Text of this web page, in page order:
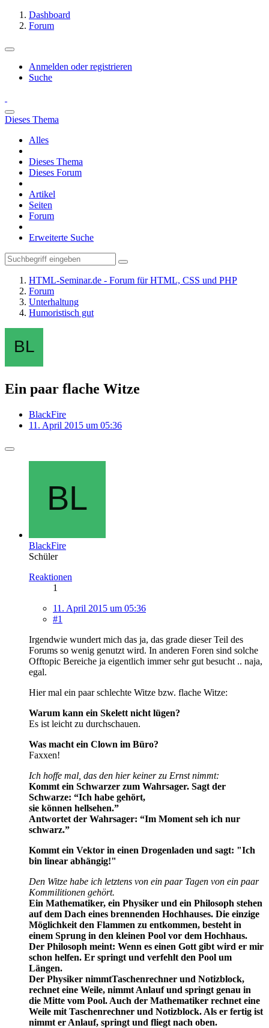
Dashboard
Forum
Anmelden oder registrieren
Suche
Dieses Thema
Alles
Dieses Thema
Dieses Forum
Artikel
Seiten
Forum
Erweiterte Suche
HTML-Seminar.de - Forum für HTML, CSS und PHP
Forum
Unterhaltung
Humoristisch gut
Ein paar flache Witze
BlackFire
11. April 2015 um 05:36
BlackFire
Schüler
Reaktionen
1
11. April 2015 um 05:36
#1
Irgendwie wundert mich das ja, das grade dieser Teil des
Forums so wenig genutzt wird. In anderen Foren sind solche
Offtopic Bereiche ja eigentlich immer sehr gut besucht .. naja,
egal.
Hier mal ein paar schlechte Witze bzw. flache Witze:
Warum kann ein Skelett nicht lügen?
Es ist leicht zu durchschauen.
Was macht ein Clown im Büro?
Faxxen!
Ich hoffe mal, das den hier keiner zu Ernst nimmt:
Kommt ein Schwarzer zum Wahrsager. Sagt der
Schwarze: “Ich habe gehört,
sie können hellsehen.”
Antwortet der Wahrsager: “Im Moment seh ich nur
schwarz.”
Kommt ein Vektor in einen Drogenladen und sagt: "Ich
bin linear abhängig!"
Den Witze habe ich letztens von ein paar Tagen von ein paar
Kommilitionen gehört.
Ein Mathematiker, ein Physiker und ein Philosoph stehen
auf dem Dach eines brennenden Hochhauses. Die einzige
Möglichkeit den Flammen zu entkommen, besteht in
einem Sprung in den kleinen Pool vor dem Hochhaus.
Der Philosoph meint: Wenn es einen Gott gibt wird er mir
schon helfen. Er springt und verfehlt den Pool um
Längen.
Der Physiker nimmtTaschenrechner und Notizblock,
rechnet eine Weile, nimmt Anlauf und springt genau in
die Mitte vom Pool. Auch der Mathematiker rechnet eine
Weile mit Taschenrechner und Notizblock. Als er fertig ist
nimmt er Anlauf, springt und fliegt nach oben.